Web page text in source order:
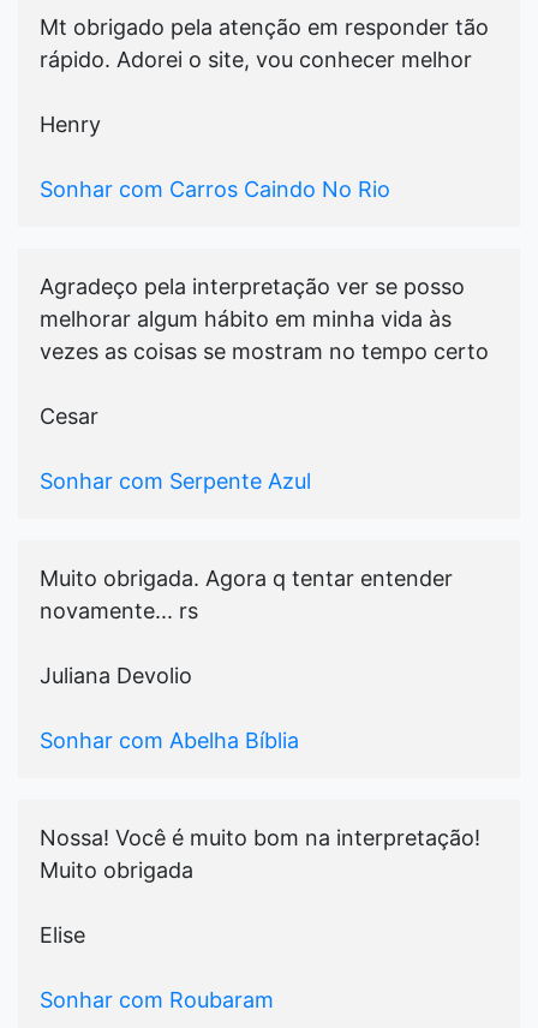
Mt obrigado pela atenção em responder tão
rápido. Adorei o site, vou conhecer melhor
Henry
Sonhar com Carros Caindo No Rio
Agradeço pela interpretação ver se posso
melhorar algum hábito em minha vida às
vezes as coisas se mostram no tempo certo
Cesar
Sonhar com Serpente Azul
Muito obrigada. Agora q tentar entender
novamente... rs
Juliana Devolio
Sonhar com Abelha Bíblia
Nossa! Você é muito bom na interpretação!
Muito obrigada
Elise
Sonhar com Roubaram